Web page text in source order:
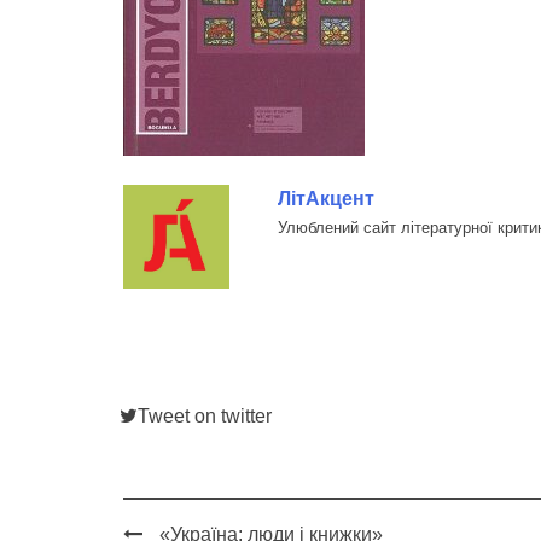
ЛітАкцент
Улюблений сайт літературної
Tweet on twitter
«Україна: люди і книжки»